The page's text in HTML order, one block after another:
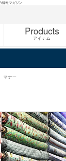
情報マガジン
Products
アイテム
マナー